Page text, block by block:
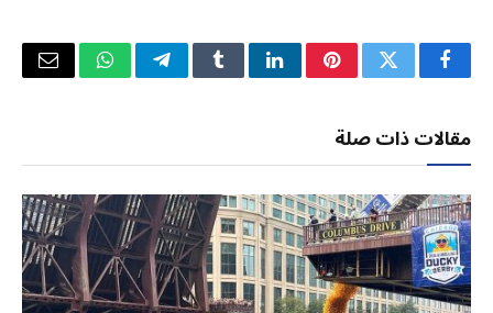
فيسبوكتويتر بينتيريستلينكدإنTumblrتيلقرامواتسابالبريد
مقالات ذات صلة